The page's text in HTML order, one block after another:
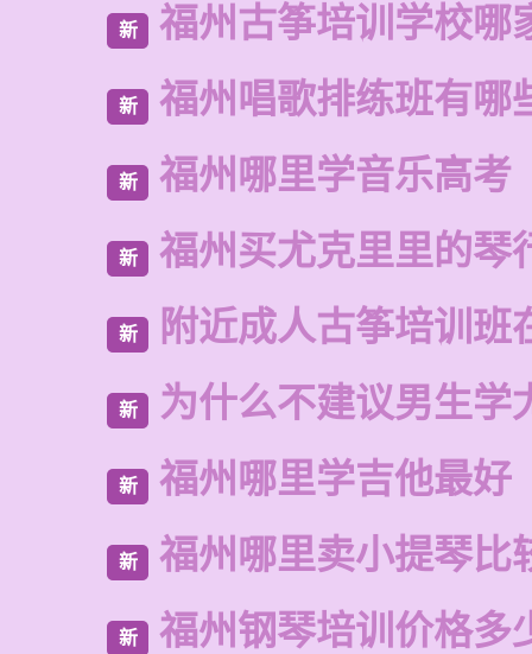
新 福州古筝培训学校哪
新 福州唱歌排练班有哪
新 福州哪里学音乐高考
新 福州买尤克里里的琴
新 附近成人古筝培训班
新 为什么不建议男生学
新 福州哪里学吉他最好
新 福州哪里卖小提琴比
新 福州钢琴培训价格多